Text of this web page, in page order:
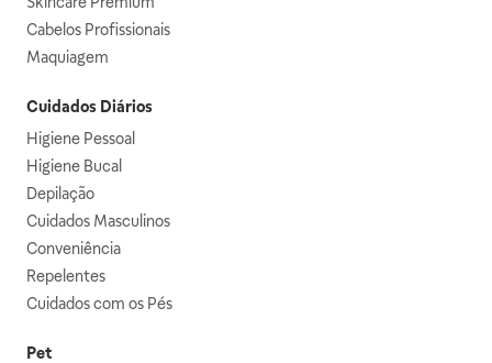
Cabelos Profissionais
Maquiagem
Cuidados Diários
Higiene Pessoal
Higiene Bucal
Depilação
Cuidados Masculinos
Conveniência
Repelentes
Cuidados com os Pés
Pet